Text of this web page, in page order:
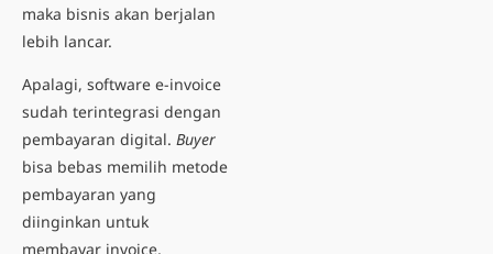
maka bisnis akan berjalan
lebih lancar.
Apalagi, software e-invoice
sudah terintegrasi dengan
pembayaran digital. Buyer
bisa bebas memilih metode
pembayaran yang
diinginkan untuk
membayar invoice,